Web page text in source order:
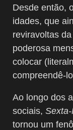
Desde então,
idades, que
reviravoltas
poderosa
colocar
compreendê-
Ao longo dos
sociais,
tornou um